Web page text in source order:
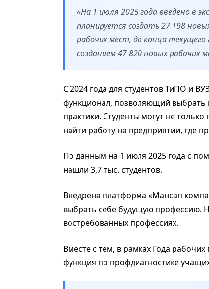
«На 1 июля 2025 года введено в
планируется создать 27 198
рабочих мест, до конца текущего
созданием 47 820 новых рабочих
С 2024 года для студентов ТиПО и
функционал, позволяющий выбрать
практики. Студенты могут не
найти работу на предприятии, где
По данным на 1 июля 2025 года с
нашли 3,7 тыс. студентов.
Внедрена платформа «Мансап
выбрать себе будущую профессию.
востребованных профессиях.
Вместе с тем, в рамках Года
функция по профдиагностике